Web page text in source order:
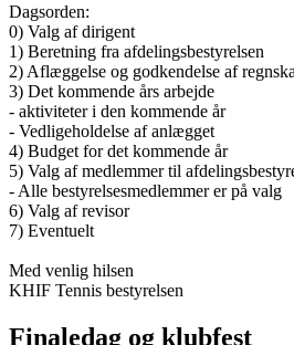
Dagsorden:
0) Valg af dirigent
1) Beretning fra afdelingsbestyrelsen
2) Aflæggelse og godkendelse af
3) Det kommende års arbejde
- aktiviteter i den kommende år
- Vedligeholdelse af anlægget
4) Budget for det kommende år
5) Valg af medlemmer til
- Alle bestyrelsesmedlemmer er på valg
6) Valg af revisor
7) Eventuelt
Med venlig hilsen
KHIF Tennis bestyrelsen
Finaledag og klubfest